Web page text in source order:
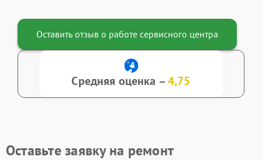
Оставить отзыв о работе сервисного центра
Средняя оценка –4,75
Оставьте заявку на ремонт